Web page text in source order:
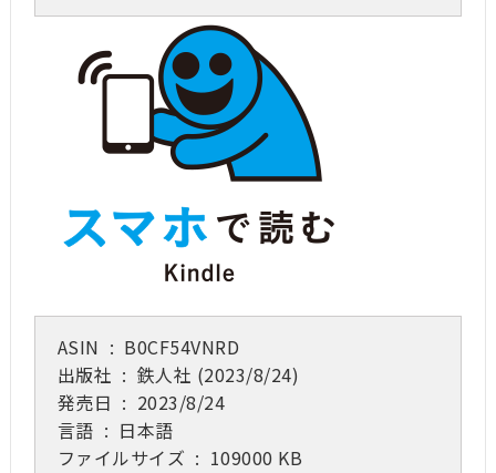
ASIN ‏ : ‎ B0CF54VNRD
出版社 ‏ : ‎ 鉄人社 (2023/8/24)
発売日 ‏ : ‎ 2023/8/24
言語 ‏ : ‎ 日本語
ファイルサイズ ‏ : ‎ 109000 KB